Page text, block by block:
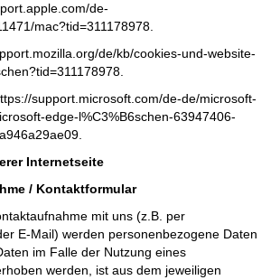
de-
mac?tid=311178978.
de/kb/cookies-und-website-
support.microsoft.com/de-de/microsoft-
edge-l%C3%B6schen-63947406-
Internetseite
/ Kontaktformular
mit uns (z.B. per
E-Mail) werden personenbezogene Daten
im Falle der Nutzung eines
werden, ist aus dem jeweiligen